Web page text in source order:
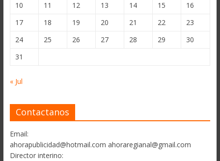
10
11 12 13 14 15
16
17
18 19 20 21 22
23
24
25 26 27 28 29
30
31
« Jul
Contactanos
Email:
ahorapublicidad@hotmail.com ahoraregianal@gmail.com
Director interino: